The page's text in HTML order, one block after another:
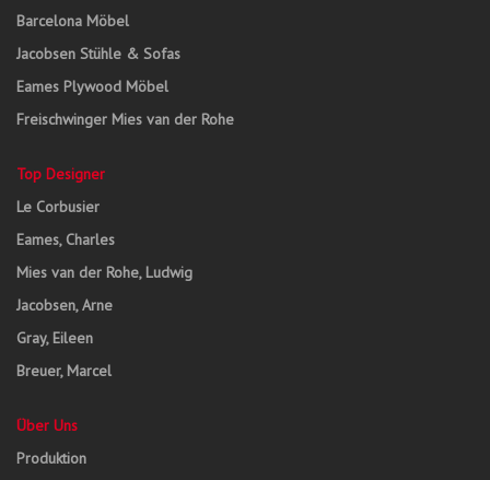
Barcelona Möbel
Jacobsen Stühle & Sofas
Eames Plywood Möbel
Freischwinger Mies van der Rohe
Top Designer
Le Corbusier
Eames, Charles
Mies van der Rohe, Ludwig
Jacobsen, Arne
Gray, Eileen
Breuer, Marcel
Über Uns
Produktion